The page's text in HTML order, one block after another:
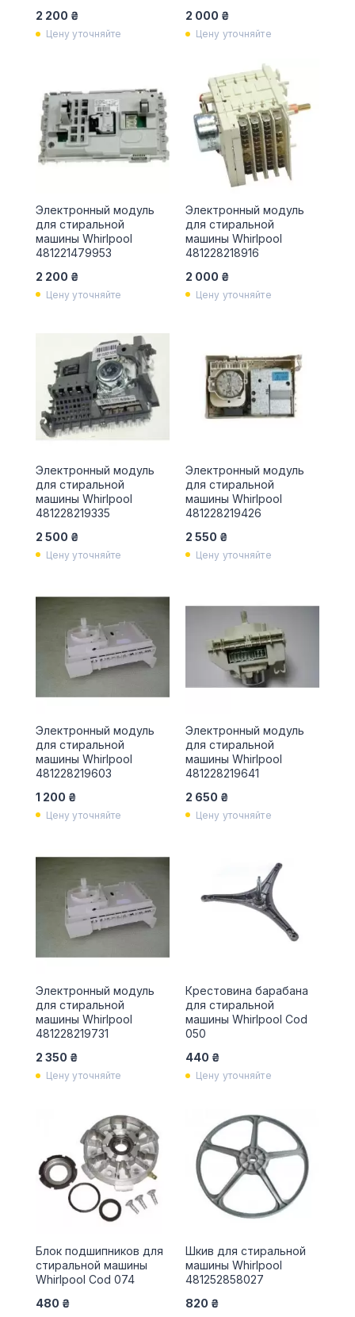
2 200 ₴
Цену уточняйте
2 000 ₴
Цену уточняйте
Электронный модуль
для стиральной
машины Whirlpool
481221479953
2 200 ₴
Цену уточняйте
Электронный модуль
для стиральной
машины Whirlpool
481228218916
2 000 ₴
Цену уточняйте
Электронный модуль
для стиральной
машины Whirlpool
481228219335
2 500 ₴
Цену уточняйте
Электронный модуль
для стиральной
машины Whirlpool
481228219426
2 550 ₴
Цену уточняйте
Электронный модуль
для стиральной
машины Whirlpool
481228219603
1 200 ₴
Цену уточняйте
Электронный модуль
для стиральной
машины Whirlpool
481228219641
2 650 ₴
Цену уточняйте
Электронный модуль
для стиральной
машины Whirlpool
481228219731
2 350 ₴
Цену уточняйте
Крестовина барабана
для стиральной
машины Whirlpool Cod
050
440 ₴
Цену уточняйте
Блок подшипников для
стиральной машины
Whirlpool Cod 074
480 ₴
Шкив для стиральной
машины Whirlpool
481252858027
820 ₴